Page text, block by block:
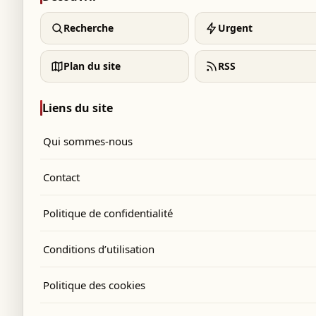
Recherche Urgent
Plan du site RSS
Liens du site
Qui sommes-nous
Contact
Politique de confidentialité
Conditions d’utilisation
Politique des cookies